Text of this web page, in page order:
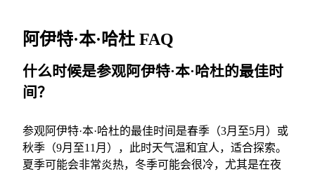
阿伊特·本·哈杜 FAQ
什么时候是参观阿伊特·本·哈杜的最佳时
间？
参观阿伊特·本·哈杜的最佳时间是春季（3月至5月）或
秋季（9月至11月），此时天气温和宜人，适合探索。
夏季可能会非常炎热，冬季可能会很冷，尤其是在夜